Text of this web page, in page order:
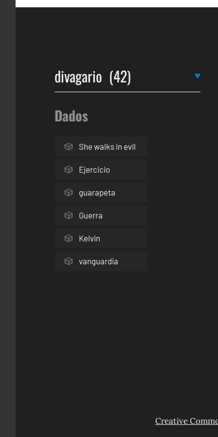
Dados
She walks in evil
Ejercicio
guarapeta
Guerra
Kelvin
vanguardia
Creative